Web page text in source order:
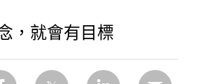
，就會有目標